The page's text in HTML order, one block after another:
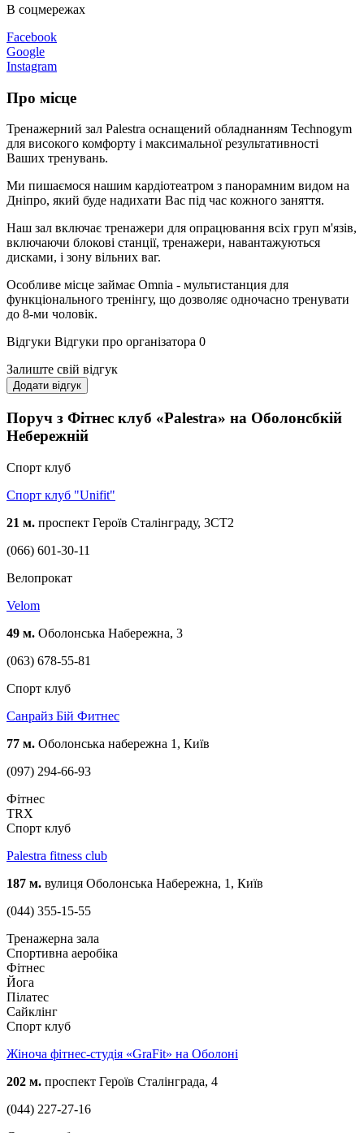
В соцмережах
Facebook
Google
Instagram
Про місце
Тренажерний зал Palestra оснащений обладнанням Technogym
для високого комфорту і максимальної результативності
Ваших тренувань.
Ми пишаємося нашим кардіотеатром з панорамним видом на
Дніпро, який буде надихати Вас під час кожного заняття.
Наш зал включає тренажери для опрацювання всіх груп м'язів,
включаючи блокові станції, тренажери, навантажуються
дисками, і зону вільних ваг.
Особливе місце займає Omnia - мультистанция для
функціонального тренінгу, що дозволяє одночасно тренувати
до 8-ми чоловік.
Відгуки Відгуки про організатора 0
Залиште свій відгук
Додати відгук
Поруч з Фітнес клуб «Palestra» на Оболонсбкій
Небережній
Спорт клуб
Спорт клуб "Unifit"
21 м. проспект Героїв Сталінграду, 3СТ2
(066) 601-30-11
Велопрокат
Velom
49 м. Оболонська Набережна, 3
(063) 678-55-81
Спорт клуб
Санрайз Бій Фитнес
77 м. Оболонська набережна 1, Київ
(097) 294-66-93
Фітнес
TRX
Спорт клуб
Palestra fitness club
187 м. вулиця Оболонська Набережна, 1, Київ
(044) 355-15-55
Тренажерна зала
Спортивна аеробіка
Фітнес
Йога
Пілатес
Сайклінг
Спорт клуб
Жіноча фітнес-студія «GraFit» на Оболоні
202 м. проспект Героїв Сталінграда, 4
(044) 227-27-16